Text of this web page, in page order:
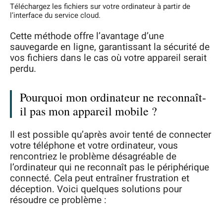
Téléchargez les fichiers sur votre ordinateur à partir de
l’interface du service cloud.
Cette méthode offre l’avantage d’une
sauvegarde en ligne, garantissant la sécurité de
vos fichiers dans le cas où votre appareil serait
perdu.
Pourquoi mon ordinateur ne reconnaît-
il pas mon appareil mobile ?
Il est possible qu’après avoir tenté de connecter
votre téléphone et votre ordinateur, vous
rencontriez le problème désagréable de
l’ordinateur qui ne reconnaît pas le périphérique
connecté. Cela peut entraîner frustration et
déception. Voici quelques solutions pour
résoudre ce problème :